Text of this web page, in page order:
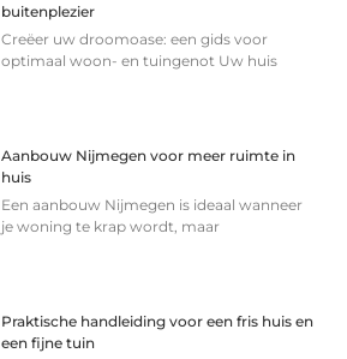
buitenplezier
Creëer uw droomoase: een gids voor
optimaal woon- en tuingenot Uw huis
Aanbouw Nijmegen voor meer ruimte in
huis
Een aanbouw Nijmegen is ideaal wanneer
je woning te krap wordt, maar
Praktische handleiding voor een fris huis en
een fijne tuin